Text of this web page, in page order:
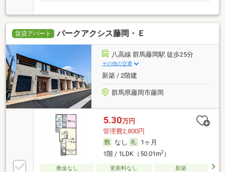
賃貸アパート パークアクシス藤岡・Ｅ
八高線 群馬藤岡駅 徒歩25分
その他の交通
新築 / 2階建
群馬県藤岡市藤岡
5.30万円
管理費2,800円
なし
1ヶ月
1階 / 1LDK（50.01m2）
敷金なし 更新料なし
新築